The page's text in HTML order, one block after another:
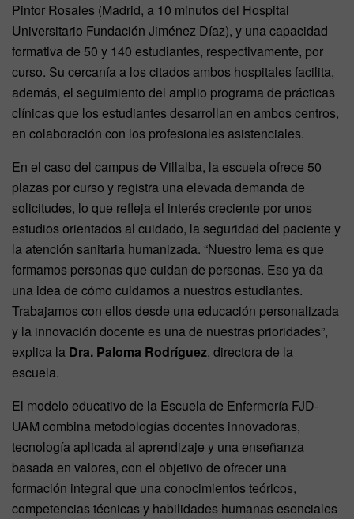
Pintor Rosales (Madrid, a 10 minutos del Hospital
Universitario Fundación Jiménez Díaz), y una capacidad
formativa de 50 y 140 estudiantes, respectivamente, por
curso. Su cercanía a los citados ambos hospitales facilita,
además, el seguimiento del amplio programa de prácticas
clínicas que los estudiantes desarrollan en ambos centros,
en colaboración con los profesionales asistenciales.
En el caso del campus de Villalba, la escuela ofrece 50
plazas por curso y registra una elevada demanda de
solicitudes, lo que refleja el interés creciente por unos
estudios orientados al cuidado, la seguridad del paciente y
la atención sanitaria humanizada. “Nuestro lema es que
formamos personas que cuidan de personas. Eso ya da
una idea de cómo cuidamos a nuestros estudiantes.
Trabajamos con ellos desde una educación personalizada
y la innovación docente es una de nuestras prioridades”,
explica la Dra. Paloma Rodríguez, directora de la
escuela.
El modelo educativo de la Escuela de Enfermería FJD-
UAM combina metodologías docentes innovadoras,
tecnología aplicada al aprendizaje y una enseñanza
basada en valores, con el objetivo de ofrecer una
formación integral que una conocimientos teóricos,
competencias técnicas y habilidades humanas esenciales